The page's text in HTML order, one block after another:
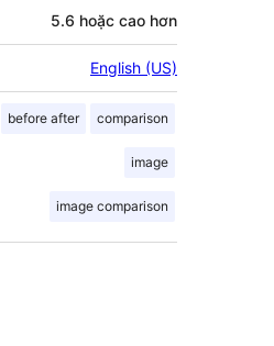
5.6 hoặc cao hơn
English (US)
before after comparison
image
image comparison